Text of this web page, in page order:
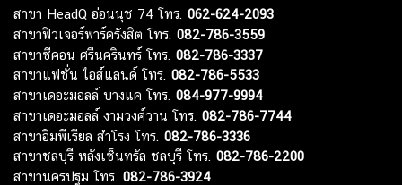
สาขา HeadQ อ่อนนุช 74 โทร. 062-624-2093
สาขาฟิวเจอร์พาร์ครังสิต โทร. 082-786-3559
สาขาซีคอน ศรีนครินทร์ โทร. 082-786-3337
สาขาแฟชั่น ไอส์แลนด์ โทร. 082-786-5533
สาขาเดอะมอลล์ บางแค โทร. 084-977-9994
สาขาเดอะมอลล์ งามวงศ์วาน โทร. 082-786-7744
สาขาอิมพีเรียล สำโรง โทร. 082-786-3336
สาขาชลบุรี หลังเซ็นทรัล ชลบุรี โทร. 082-786-2200
สาขานครปฐม โทร. 082-786-3924